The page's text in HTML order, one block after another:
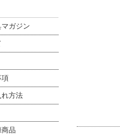
ガジン
項
れ方法
品